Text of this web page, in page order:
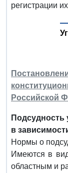
регистрации
Российской
в
Нормы о
Имеются в
областным и